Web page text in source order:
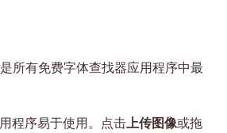
所有免费字体查找器应用程序中最
程序易于使用。点击上传图像或拖